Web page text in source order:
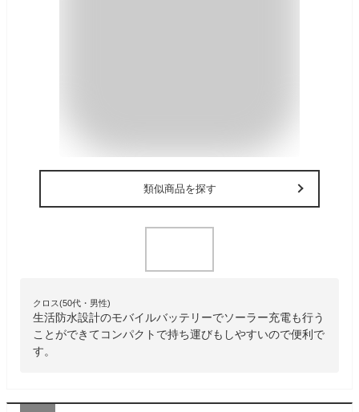
類似商品を探す
クロス(50代・男性)
生活防水設計のモバイルバッテリーでソーラー充電も行う
ことができてコンパクトで持ち運びもしやすいので便利で
す。